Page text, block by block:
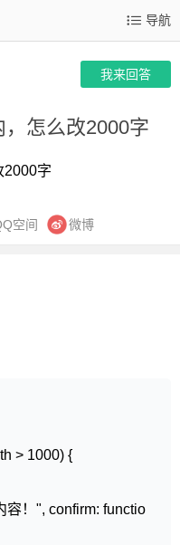
导航
我来回答
怎么改2000字
2000字
空间 微博
> 1000) {
容！", confirm: functio